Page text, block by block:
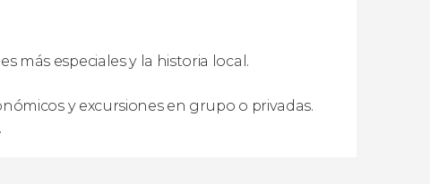
más especiales y la historia local.
y excursiones en grupo o privadas.